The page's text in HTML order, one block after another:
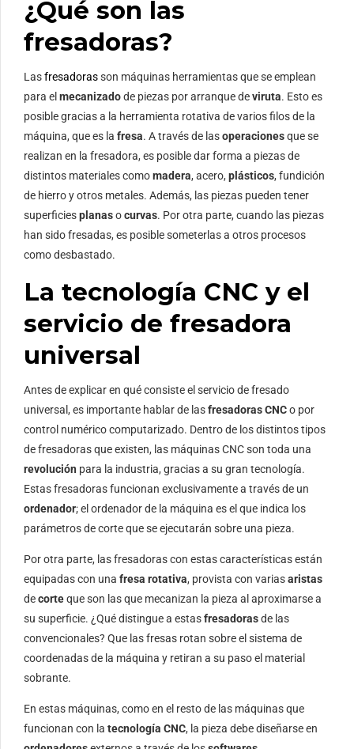
¿Qué son las
fresadoras?
Lasfresadorasson máquinas herramientas que se emplean
para el mecanizadode piezas por arranque deviruta. Esto es
posible gracias a la herramienta rotativa de varios filos de la
máquina, que es la fresa. A través de lasoperacionesque se
realizan en la fresadora, es posible dar forma a piezas de
distintos materiales comomadera, acero, plásticos, fundición
de hierro y otros metales. Además, las piezas pueden tener
superficiesplanasocurvas. Por otra parte, cuando las piezas
han sido fresadas, es posible someterlas a otros procesos
como desbastado.
La tecnología CNC y el
servicio de fresadora
universal
Antes de explicar en qué consiste el servicio de fresado
universal, es importante hablar de lasfresadoras CNCo por
control numérico computarizado. Dentro de los distintos tipos
de fresadoras que existen, las máquinas CNC son toda una
revolución para la industria, gracias a su gran tecnología.
Estas fresadoras funcionan exclusivamente a través de un
ordenador; el ordenador de la máquina es el que indica los
parámetros de corte que se ejecutarán sobre una pieza.
Por otra parte, las fresadoras con estas características están
equipadas con una fresa rotativa, provista con variasaristas
decorteque son las que mecanizan la pieza al aproximarse a
su superficie. ¿Qué distingue a estasfresadorasde las
convencionales? Que las fresas rotan sobre el sistema de
coordenadas de la máquina y retiran a su paso el material
sobrante.
En estas máquinas, como en el resto de las máquinas que
funcionan con la tecnología CNC, la pieza debe diseñarse en